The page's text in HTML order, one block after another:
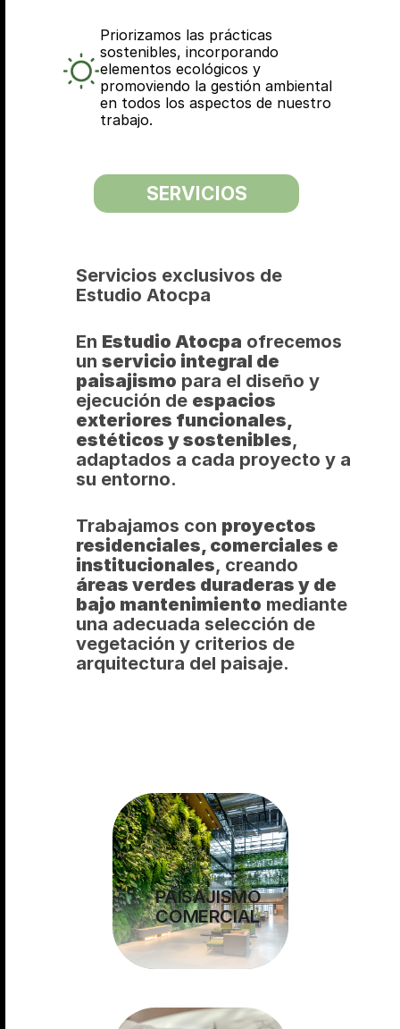
Priorizamos las prácticas
sostenibles, incorporando
elementos ecológicos y
promoviendo la gestión ambiental
en todos los aspectos de nuestro
trabajo.
SERVICIOS
PAISAJISMO
COMERCIAL
Servicios exclusivos de
Estudio Atocpa
En Estudio Atocpa ofrecemos
un servicio integral de
paisajismo para el diseño y
ejecución de espacios
exteriores funcionales,
estéticos y sostenibles,
adaptados a cada proyecto y a
su entorno.
Trabajamos con proyectos
residenciales, comerciales e
institucionales
áreas verdes duraderas y de
bajo mantenimiento mediante
una adecuada selección de
vegetación y criterios de
arquitectura del paisaje.